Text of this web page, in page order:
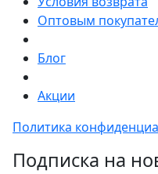
Оптовым
Блог
Акции
Политика
Подписка на